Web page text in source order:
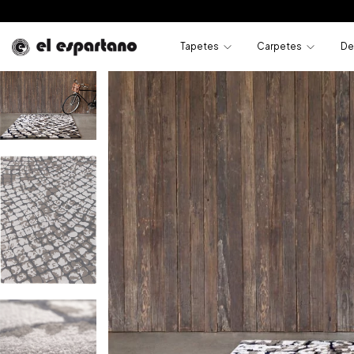
Tapetes Carpetes